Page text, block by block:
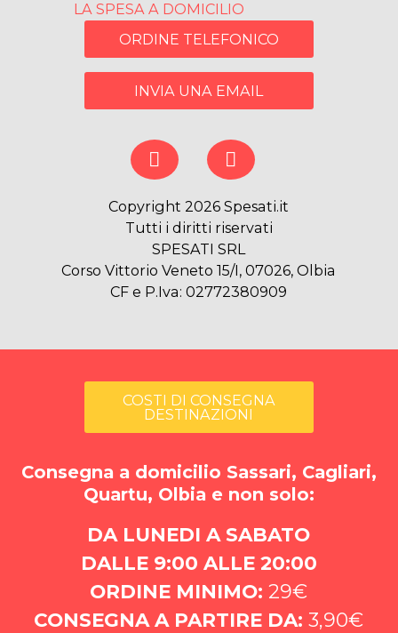
LA SPESA A DOMICILIO
ORDINE TELEFONICO
INVIA UNA EMAIL
Copyright 2026 Spesati.it
Tutti i diritti riservati
SPESATI SRL
Corso Vittorio Veneto 15/I, 07026, Olbia
CF e P.Iva: 02772380909
COSTI DI CONSEGNA
DESTINAZIONI
Consegna a domicilio Sassari, Cagliari,
Quartu, Olbia e non solo:
DA LUNEDI A SABATO
DALLE 9:00 ALLE 20:00
ORDINE MINIMO: 29€
CONSEGNA A PARTIRE DA: 3,90€